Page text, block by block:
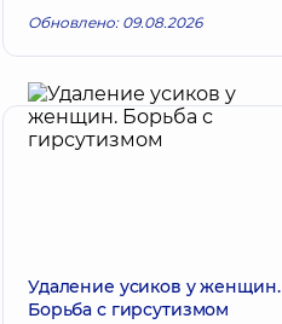
Обновлено: 09.08.2026
Удаление усиков у женщин.
Борьба с гирсутизмом